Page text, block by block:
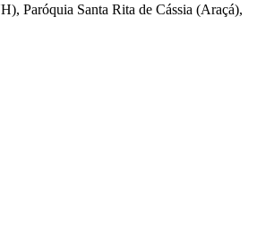
Paróquia Santa Rita de Cássia (Araçá),